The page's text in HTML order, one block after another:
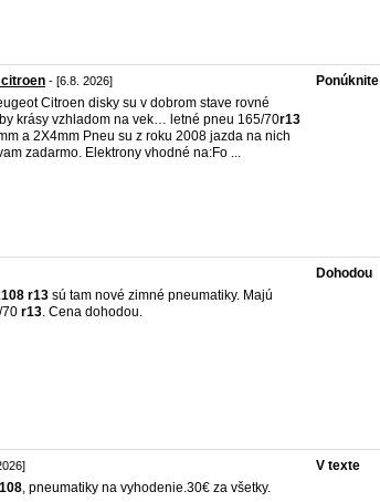
citroen - [6.8. 2026]
Citroen disky su v dobrom stave rovné
krásy vzhladom na vek… letné pneu 165/70r13
a 2X4mm Pneu su z roku 2008 jazda na nich
zadarmo. Elektrony vhodné na:Fo ...
Ponúknite
r13 sú tam nové zimné pneumatiky. Majú
70 r13. Cena dohodou.
Dohodou
, pneumatiky na vyhodenie.30€ za všetky.
V texte